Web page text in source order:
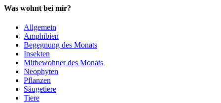
Was wohnt bei mir?
Allgemein
Amphibien
Begegnung des Monats
Insekten
Mitbewohner des Monats
Neophyten
Pflanzen
Säugetiere
Tiere